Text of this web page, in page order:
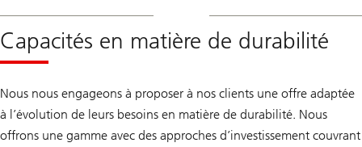
Capacités en matière de durabilité
Nous nous engageons à proposer à nos clients une offre adaptée
à l’évolution de leurs besoins en matière de durabilité. Nous
offrons une gamme avec des approches d’investissement couvrant